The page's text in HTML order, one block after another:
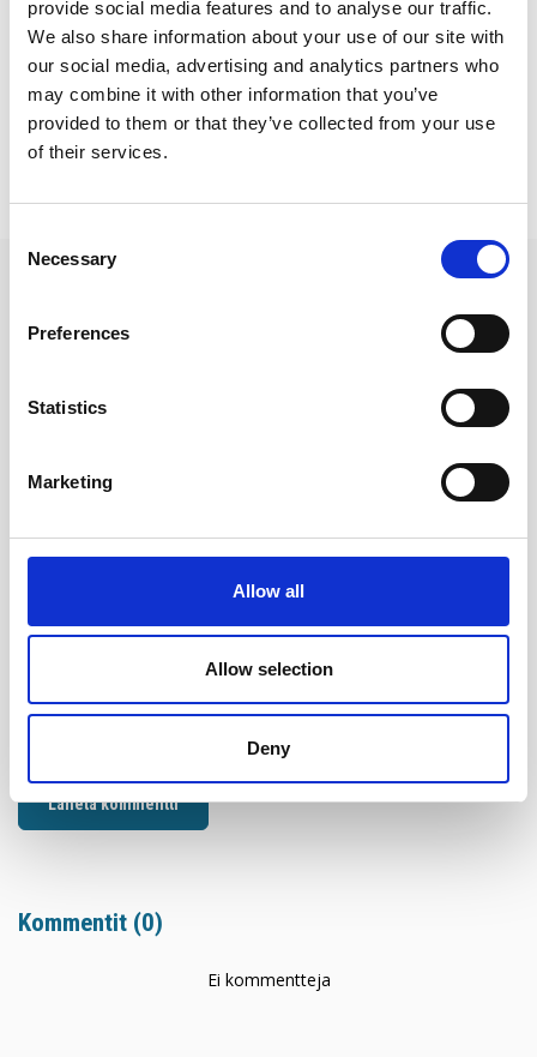
provide social media features and to analyse our traffic.
We also share information about your use of our site with
our social media, advertising and analytics partners who
may combine it with other information that you’ve
provided to them or that they’ve collected from your use
of their services.
Selection
Necessary
Preferences
Statistics
Marketing
Allow all
Allow selection
Deny
#energia ja Eurooppa#energiapolitiikka
Jaa artikkeli:
Sähköpostiosoitettasi ei julkaista. Pakkolliset kentät merkitty *
Kommentti*
Sähköposti*
Lähetä kommentti
Kommentit (0)
Ei kommentteja